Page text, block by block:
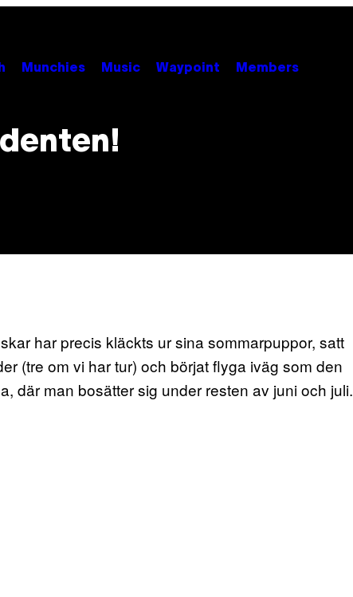
Munchies Music Waypoint Members
har precis kläckts ur sina sommarpuppor, satt
(tre om vi har tur) och börjat flyga iväg som den
där man bosätter sig under resten av juni och juli.